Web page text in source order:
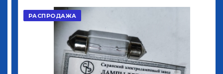
РАСПРОДАЖА